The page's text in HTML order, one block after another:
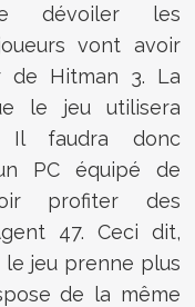
dévoiler les
vont avoir
de Hitman 3. La
le jeu utilisera
Il faudra donc
PC équipé de
profiter des
47. Ceci dit,
jeu prenne plus
de la même